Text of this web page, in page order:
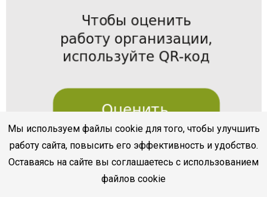
Мы используем файлы cookie для того, чтобы улучшить
работу сайта, повысить его эффективность и удобство.
Оставаясь на сайте вы соглашаетесь с использованием
файлов cookie